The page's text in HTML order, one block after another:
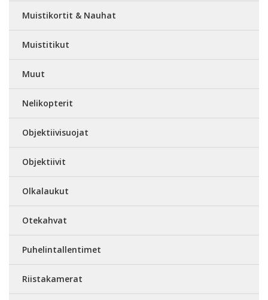
Muistikortit & Nauhat
Muistitikut
Muut
Nelikopterit
Objektiivisuojat
Objektiivit
Olkalaukut
Otekahvat
Puhelintallentimet
Riistakamerat